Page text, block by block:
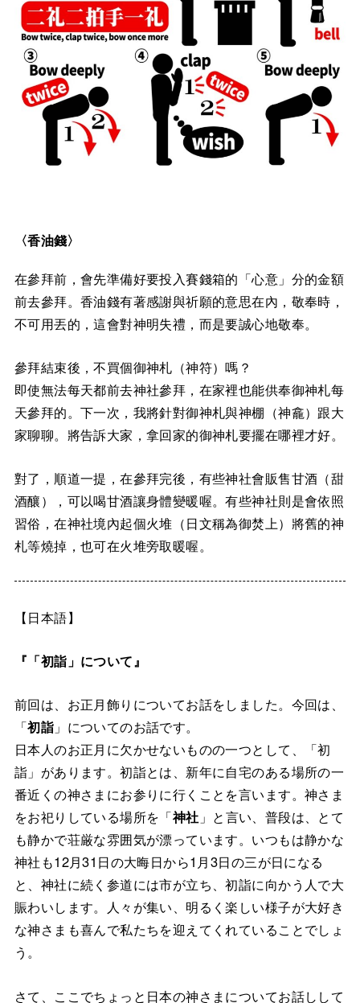
〈香油錢〉
在參拜前，會先準備好要投入賽錢箱的「心意」分的金額
前去參拜。香油錢有著感謝與祈願的意思在內，敬奉時，
不可用丟的，這會對神明失禮，而是要誠心地敬奉。
參拜結束後，不買個御神札（神符）嗎？
即使無法每天都前去神社參拜，在家裡也能供奉御神札每
天參拜的。下一次，我將針對御神札與神棚（神龕）跟大
家聊聊。將告訴大家，拿回家的御神札要擺在哪裡才好。
對了，順道一提，在參拜完後，有些神社會販售甘酒（甜
酒釀），可以喝甘酒讓身體變暖喔。有些神社則是會依照
習俗，在神社境內起個火堆（日文稱為御焚上）將舊的神
札等燒掉，也可在火堆旁取暖喔。
【日本語】
『「初詣」について』
前回は、お正月飾りについてお話をしました。今回は、
「初詣 」についてのお話です。
日本人のお正月に欠かせないものの一つとして、「初
詣」があります。初詣とは、新年に自宅のある場所の一
番近くの神さまにお参りに行くことを言います。神さま
をお祀りしている場所を「神社 」と言い、普段は、とて
も静かで荘厳な雰囲気が漂っています。いつもは静かな
神社も12月31日の大晦日から1月3日の三が日になる
と、神社に続く参道には市が立ち、初詣に向かう人で大
賑わいします。人々が集い、明るく楽しい様子が大好き
な神さまも喜んで私たちを迎えてくれていることでしょ
う。
さて、ここでちょっと日本の神さまについてお話しして